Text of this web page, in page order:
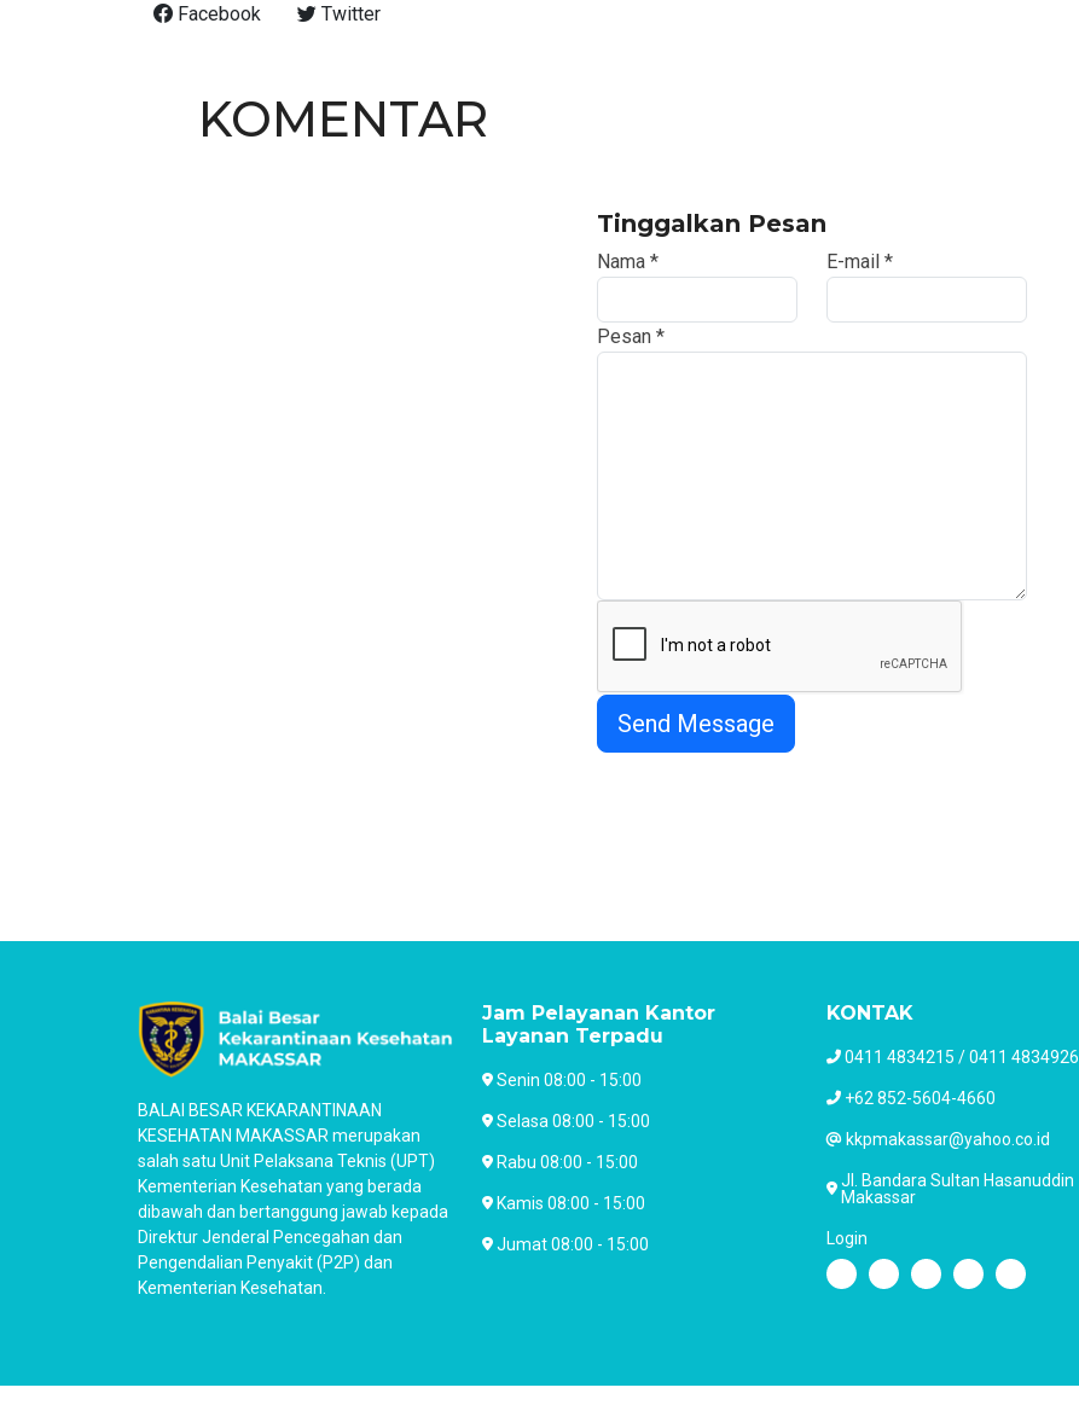
Facebook Twitter
KOMENTAR
Tinggalkan Pesan
Nama * E-mail *
Pesan *
BALAI BESAR KEKARANTINAAN
KESEHATAN MAKASSAR merupakan
salah satu Unit Pelaksana Teknis (UPT)
Kementerian Kesehatan yang berada
dibawah dan bertanggung jawab kepada
Direktur Jenderal Pencegahan dan
Pengendalian Penyakit (P2P) dan
Kementerian Kesehatan.
Jam Pelayanan Kantor
Layanan Terpadu
Senin 08:00 - 15:00
Selasa 08:00 - 15:00
Rabu 08:00 - 15:00
Kamis 08:00 - 15:00
Jumat 08:00 - 15:00
KONTAK
0411 4834215 / 0411 4834926
+62 852-5604-4660
kkpmakassar@yahoo.co.id
Jl. Bandara Sultan Hasanuddin
Makassar
Login